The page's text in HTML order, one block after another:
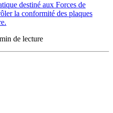
destiné aux Forces de
la conformité des plaques
de lecture